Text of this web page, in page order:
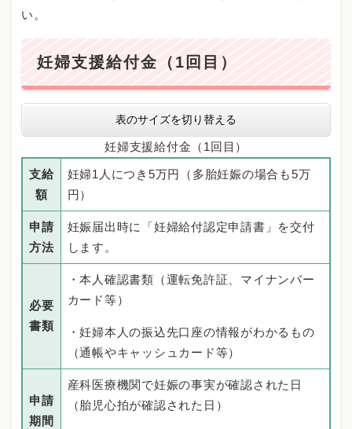
い。
妊婦支援給付金（1回目）
表のサイズを切り替える
妊婦支援給付金（1回目）
支給
額
妊婦1人につき5万円（多胎妊娠の場合も5万
円）
申請
方法
妊娠届出時に「妊婦給付認定申請書」を交付
します。
必要
書類
・本人確認書類（運転免許証、マイナンバー
カード等）
・妊婦本人の振込先口座の情報がわかるもの
（通帳やキャッシュカード等）
申請
期間
産科医療機関で妊娠の事実が確認された日
（胎児心拍が確認された日）